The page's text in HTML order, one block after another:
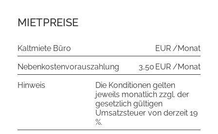
MIETPREISE
Kaltmiete Büro
EUR /Monat
Nebenkostenvorauszahlung
3,50 EUR /Monat
Hinweis
Die Konditionen gelten
jeweils monatlich zzgl. der
gesetzlich gültigen
Umsatzsteuer von derzeit 19
%.